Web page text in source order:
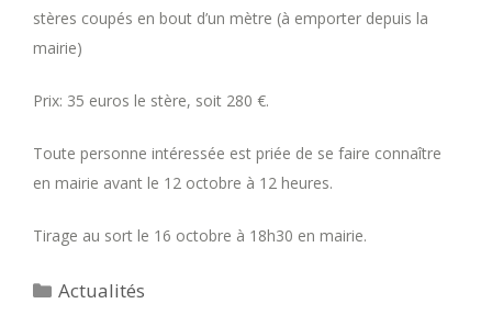
stères coupés en bout d’un mètre (à emporter depuis la
mairie)
Prix: 35 euros le stère, soit 280 €.
Toute personne intéressée est priée de se faire connaître
en mairie avant le 12 octobre à 12 heures.
Tirage au sort le 16 octobre à 18h30 en mairie.
Catégories
Actualités